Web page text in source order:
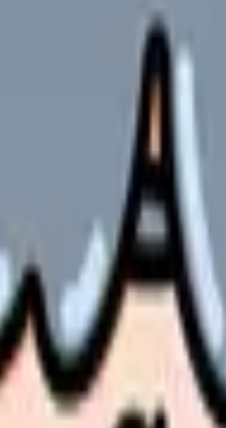
めには効果的な勤務管理と負担
的機関・勤務先・各サービス
は効果的な勤務管理と負担軽減が
ト管理の工夫、健康管理の実